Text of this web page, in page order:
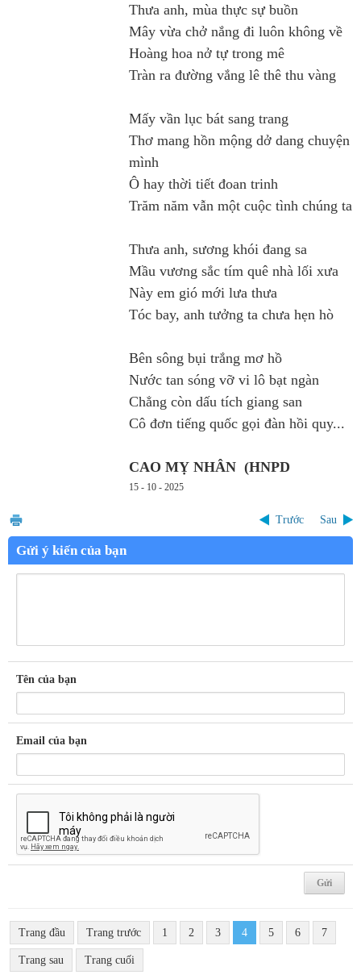
Thưa anh, mùa thực sự buồn
Mây vừa chở nắng đi luôn không về
Hoàng hoa nở tự trong mê
Tràn ra đường vắng lê thê thu vàng
Mấy vần lục bát sang trang
Thơ mang hồn mộng dở dang chuyện
mình
Ô hay thời tiết đoan trinh
Trăm năm vẫn một cuộc tình chúng ta
Thưa anh, sương khói đang sa
Mầu vương sắc tím quê nhà lối xưa
Này em gió mới lưa thưa
Tóc bay, anh tưởng ta chưa hẹn hò
Bên sông bụi trắng mơ hồ
Nước tan sóng vỡ vi lô bạt ngàn
Chẳng còn dấu tích giang san
Cô đơn tiếng quốc gọi đàn hồi quy...
CAO MỴ NHÂN (HNPD
15 - 10 - 2025
Trước Sau
Gửi ý kiến của bạn
Tên của bạn
Email của bạn
Trang đầu Trang trước 1 2 3 4 5 6 7
Trang sau Trang cuối